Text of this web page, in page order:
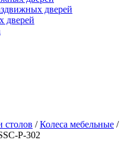
дверей
дверей
столов / Колеса мебельные /
P-302